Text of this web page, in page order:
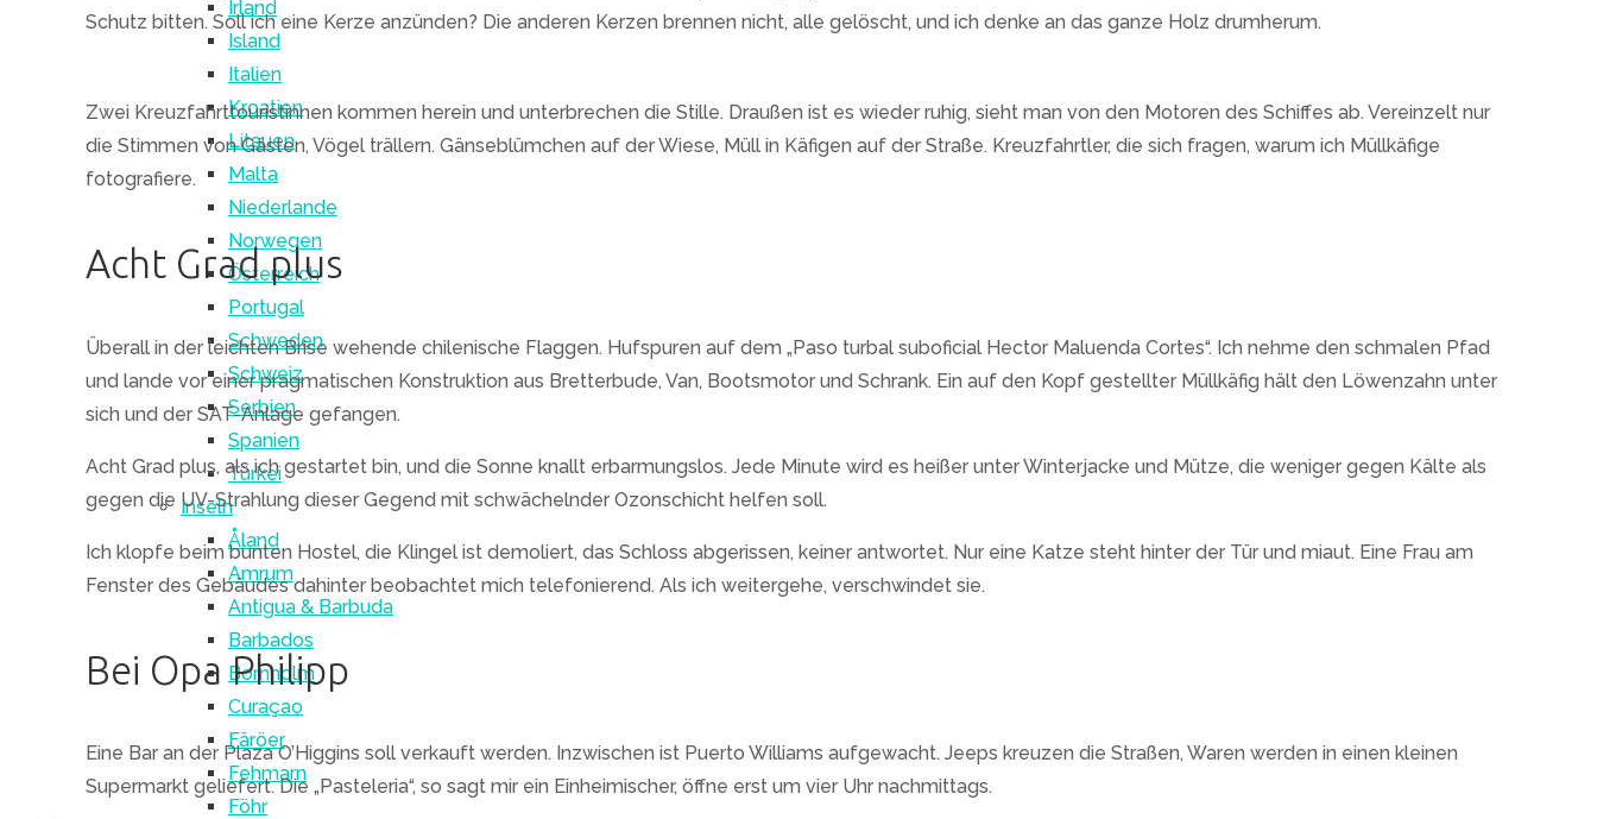
Irland
Island
Italien
Kroatien
Litauen
Malta
Niederlande
Norwegen
Österreich
Portugal
Schweden
Schweiz
Serbien
Spanien
Türkei
Inseln
Åland
Amrum
Antigua & Barbuda
Barbados
Bornholm
Curaçao
Färöer
Fehmarn
Föhr
Schutz bitten. Soll ich eine Kerze anzünden? Die anderen Kerzen brennen nicht, alle gelöscht, und ich denke an das ganze Holz drumherum.
Zwei Kreuzfahrttouristinnen kommen herein und unterbrechen die Stille. Draußen ist es wieder ruhig, sieht man von den Motoren des Schiffes ab. Vereinzelt nur
die Stimmen von Gästen, Vögel trällern. Gänseblümchen auf der Wiese, Müll in Käfigen auf der Straße. Kreuzfahrtler, die sich fragen, warum ich Müllkäfige
fotografiere.
Acht Grad plus
Überall in der leichten Brise wehende chilenische Flaggen. Hufspuren auf dem „Paso turbal suboficial Hector Maluenda Cortes“. Ich nehme den schmalen Pfad
und lande vor einer pragmatischen Konstruktion aus Bretterbude, Van, Bootsmotor und Schrank. Ein auf den Kopf gestellter Müllkäfig hält den Löwenzahn unter
sich und der SAT-Anlage gefangen.
Acht Grad plus, als ich gestartet bin, und die Sonne knallt erbarmungslos. Jede Minute wird es heißer unter Winterjacke und Mütze, die weniger gegen Kälte als
gegen die UV-Strahlung dieser Gegend mit schwächelnder Ozonschicht helfen soll.
Ich klopfe beim bunten Hostel, die Klingel ist demoliert, das Schloss abgerissen, keiner antwortet. Nur eine Katze steht hinter der Tür und miaut. Eine Frau am
Fenster des Gebäudes dahinter beobachtet mich telefonierend. Als ich weitergehe, verschwindet sie.
Bei Opa Philipp
Eine Bar an der Plaza O’Higgins soll verkauft werden. Inzwischen ist Puerto Williams aufgewacht. Jeeps kreuzen die Straßen, Waren werden in einen kleinen
Supermarkt geliefert. Die „Pasteleria“, so sagt mir ein Einheimischer, öffne erst um vier Uhr nachmittags.